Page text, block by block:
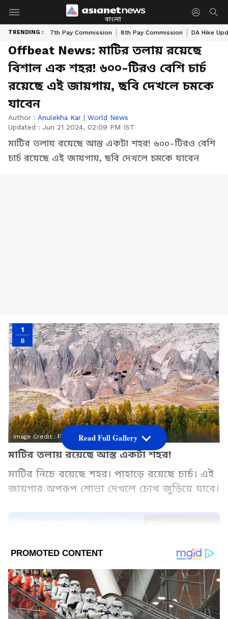
বাংলা
TRENDING : 7th Pay Commission 8th Pay Commission DA Hike
Offbeat News: মাটির তলায় রয়েছে
বিশাল এক শহর! ৬০০-টিরও বেশি চার্চ
রয়েছে এই জায়গায়, ছবি দেখলে চমকে
যাবেন
Author : Anulekha Kar | World News
Updated : Jun 21 2024, 02:09 PM IST
মাটির তলায় রয়েছে আস্ত একটা শহর! ৬০০-টিরও বেশি
চার্চ রয়েছে এই জায়গায়, ছবি দেখলে চমকে যাবেন
1
8
Image Credit :Freepik
মাটির তলায় রয়েছে আস্ত একটা শহর!
মাটির নিচে রয়েছে শহর। পাহাড়ে রয়েছে চার্চ। এই
জায়গার অপরূপ শোভা দেখলে চোখ জুড়িয়ে যাবে।
8
Read Full Gallery